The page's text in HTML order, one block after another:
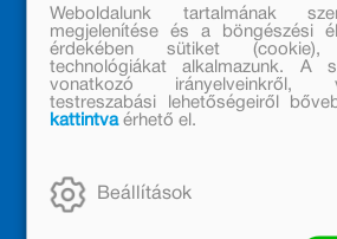
CSALÁDTAG
Weboldalunk tartalmának
megjelenítése és a böngészési
érdekében sütiket
technológiákat alkalmazunk. A
vonatkozó irányelveinkről,
testreszabási lehetőségeiről
kattintvaérhető el.
Beállítások